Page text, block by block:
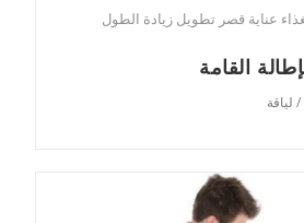
عناية قصر تطويل زيادة الطول
القامة
/ لياقة